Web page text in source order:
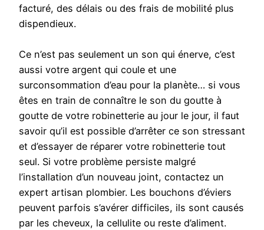
facturé, des délais ou des frais de mobilité plus
dispendieux.
Ce n’est pas seulement un son qui énerve, c’est
aussi votre argent qui coule et une
surconsommation d’eau pour la planète… si vous
êtes en train de connaître le son du goutte à
goutte de votre robinetterie au jour le jour, il faut
savoir qu’il est possible d’arrêter ce son stressant
et d’essayer de réparer votre robinetterie tout
seul. Si votre problème persiste malgré
l’installation d’un nouveau joint, contactez un
expert artisan plombier. Les bouchons d’éviers
peuvent parfois s’avérer difficiles, ils sont causés
par les cheveux, la cellulite ou reste d’aliment.